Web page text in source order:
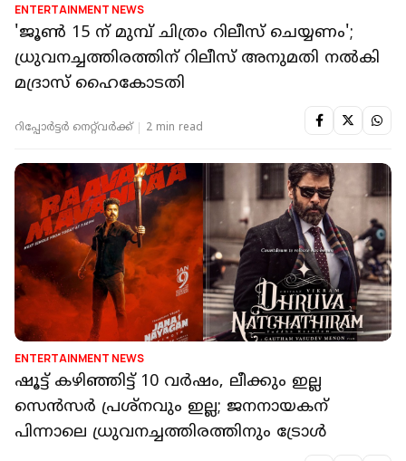
ENTERTAINMENT NEWS
'ജൂൺ 15 ന് മുമ്പ് ചിത്രം റിലീസ് ചെയ്യണം';
ധ്രുവനച്ചത്തിരത്തിന് റിലീസ് അനുമതി നൽകി
മദ്രാസ് ഹൈകോടതി
റിപ്പോർട്ടർ നെറ്റ്‌വര്‍ക്ക്‌ 2 min read
ENTERTAINMENT NEWS
ഷൂട്ട് കഴിഞ്ഞിട്ട് 10 വർഷം, ലീക്കും ഇല്ല
സെൻസർ പ്രശ്നവും ഇല്ല; ജനനായകന്
പിന്നാലെ ധ്രുവനച്ചത്തിരത്തിനും ട്രോൾ